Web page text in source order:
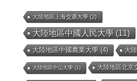
大陸地區上海交通大學(2)
大陸地區中國人民大學(11)
大陸地區中國農業大學(4) 大
大陸地區中山大學(1) 大陸地區北京